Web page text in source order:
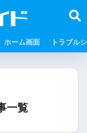
ホーム画面 トラブル
一覧